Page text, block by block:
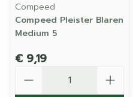
Compeed
Compeed Pleister Blaren
Medium 5
€ 9,19